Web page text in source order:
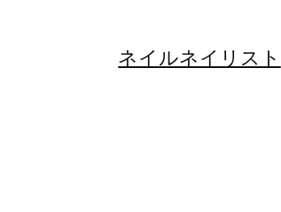
ネイルネイリスト